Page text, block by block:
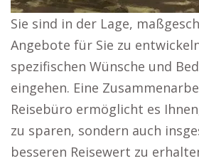
Sie sind in der Lage,
Angebote für Sie zu
spezifischen Wünsche und
eingehen. Eine
Reisebüro ermöglicht es
zu sparen, sondern auch
besseren Reisewert zu